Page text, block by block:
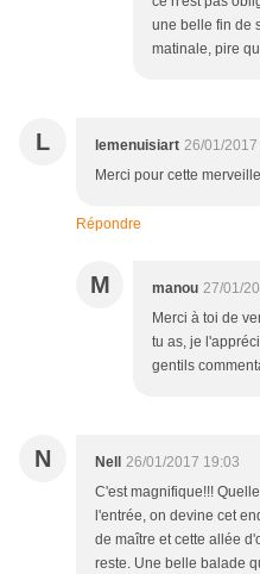
une belle fin de
matinale, pire
L lemenuisiart 26/01/2017
Merci pour cette
Répondre
M manou 27/01/
Merci à toi de
tu as, je
gentils
N Nell
26/01/2017 19:03
C'est magnifique!!!
l'entrée, on devine cet
de maître et cette allée
reste. Une belle balade